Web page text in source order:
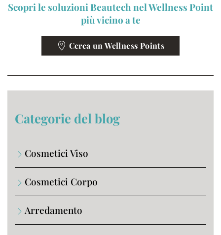
Scopri le soluzioni Beautech nel Wellness Point
più vicino a te
Cerca un Wellness Points
Categorie del blog
Cosmetici Viso
Cosmetici Corpo
Arredamento